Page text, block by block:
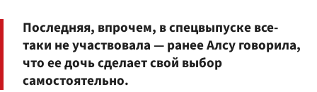
Последняя, впрочем, в спецвыпуске все-
таки не участвовала — ранее Алсу говорила,
что ее дочь сделает свой выбор
самостоятельно.